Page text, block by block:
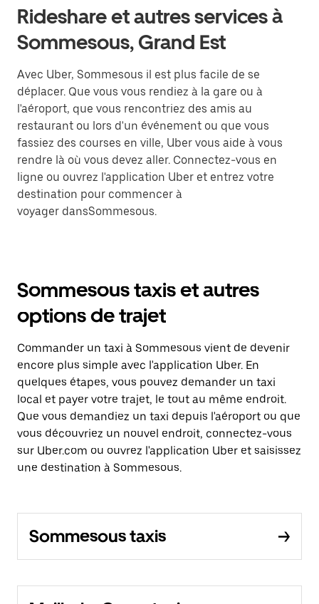
Rideshare et autres services à
Sommesous, Grand Est
Avec Uber, Sommesous il est plus facile de se
déplacer. Que vous vous rendiez à la gare ou à
l'aéroport, que vous rencontriez des amis au
restaurant ou lors d'un événement ou que vous
fassiez des courses en ville, Uber vous aide à vous
rendre là où vous devez aller. Connectez-vous en
ligne ou ouvrez l'application Uber et entrez votre
destination pour commencer à
voyager dansSommesous.
Sommesous taxis et autres
options de trajet
Commander un taxi à Sommesous vient de devenir
encore plus simple avec l'application Uber. En
quelques étapes, vous pouvez demander un taxi
local et payer votre trajet, le tout au même endroit.
Que vous demandiez un taxi depuis l'aéroport ou que
vous découvriez un nouvel endroit, connectez-vous
sur Uber.com ou ouvrez l'application Uber et saisissez
une destination à Sommesous.
Sommesous taxis